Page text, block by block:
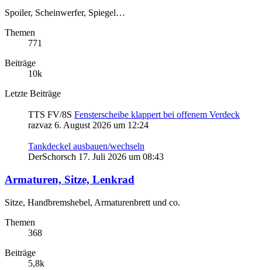
Spoiler, Scheinwerfer, Spiegel…
Themen
771
Beiträge
10k
Letzte Beiträge
TTS FV/8S Fensterscheibe klappert bei offenem Verdeck
razvaz 6. August 2026 um 12:24
Tankdeckel ausbauen/wechseln
DerSchorsch 17. Juli 2026 um 08:43
Armaturen, Sitze, Lenkrad
Sitze, Handbremshebel, Armaturenbrett und co.
Themen
368
Beiträge
5,8k